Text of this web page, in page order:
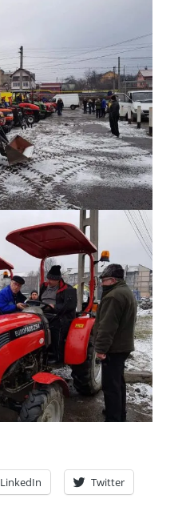
LinkedIn Twitter